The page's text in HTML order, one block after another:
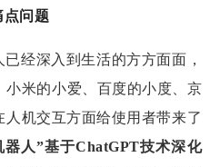
点问题
经深入到生活的方方面面，
小米的小爱、百度的小度、京
机交互方面给使用者带来了
器人”基于ChatGPT技术深化